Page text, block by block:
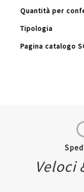
Quantità per
Tipologia
Pagina catalogo
Veloci